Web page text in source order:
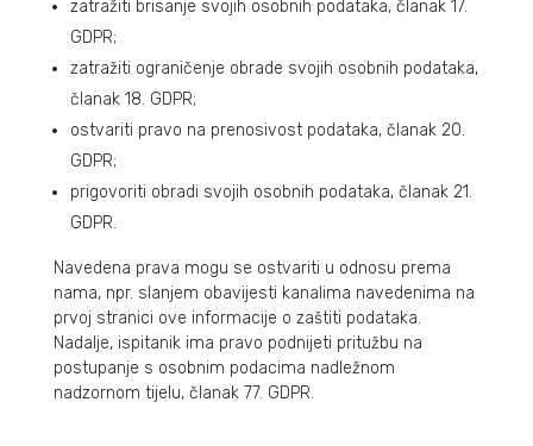
zatražiti brisanje svojih osobnih podataka, članak 17.
GDPR;
zatražiti ograničenje obrade svojih osobnih podataka,
članak 18. GDPR;
ostvariti pravo na prenosivost podataka, članak 20.
GDPR;
prigovoriti obradi svojih osobnih podataka, članak 21.
GDPR.
Navedena prava mogu se ostvariti u odnosu prema
nama, npr. slanjem obavijesti kanalima navedenima na
prvoj stranici ove informacije o zaštiti podataka.
Nadalje, ispitanik ima pravo podnijeti pritužbu na
postupanje s osobnim podacima nadležnom
nadzornom tijelu, članak 77. GDPR.